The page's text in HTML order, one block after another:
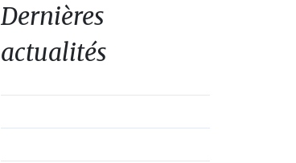
Dernières
actualités